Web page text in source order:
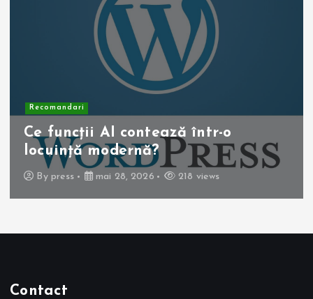
Recomandari
Operația de colecist laparoscopică:
beneficii pentru pacient
By press mai 10, 2026 257 views
Contact